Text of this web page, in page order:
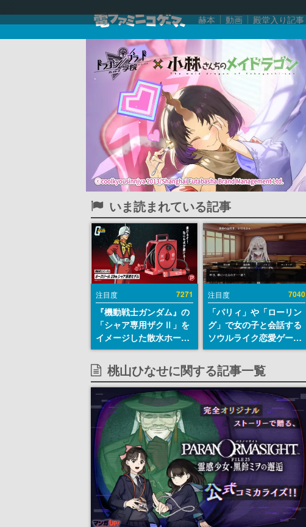
赫本 動画 殿堂入り記事
いま読まれている記事
注目度 7271
『機動戦士ガンダム』の
「シャア専用ザクⅡ」を
イメージした散水ホース
リールが予約開始。本体
にはシャアのパーソナル
マークやジオン公国軍の
エンブレム、型式番号な
どを配置
注目度 7040
「パリィ」や「ローリン
グ」で女の子と会話する
ソウルライク恋愛ゲーム
『小早川さんはソウルラ
イク』無料公開。返事に
失敗すると「YOU
DIED」
桃山ひなせに関する記事一覧